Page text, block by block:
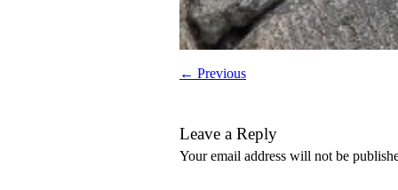
← Previous
Leave a Reply
Your email address will not be